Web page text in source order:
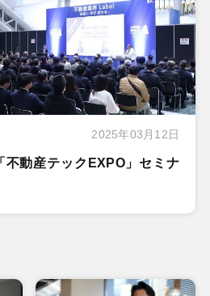
2025年03月12日
不動産テックEXPO」セミナ